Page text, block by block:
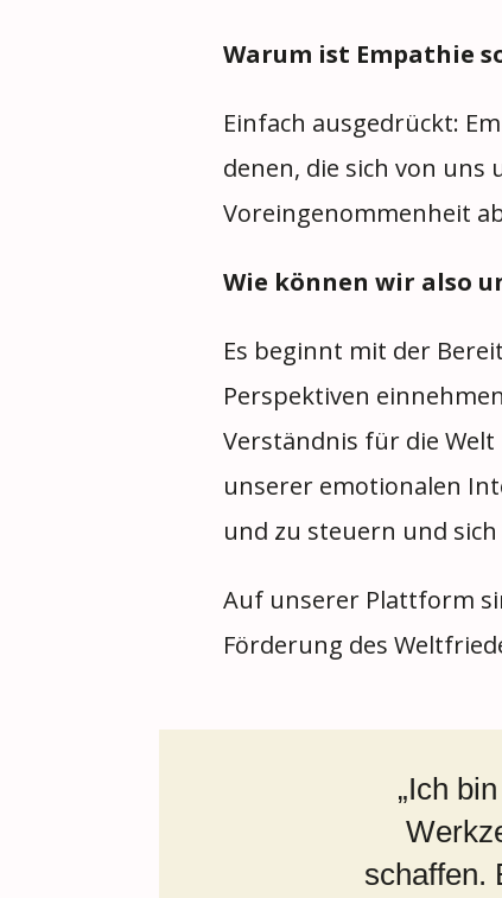
Warum ist Empathie
Einfach ausgedrückt:
denen, die sich von
Voreingenommenheit
Wie können wir also
Es beginnt mit der
Perspektiven
Verständnis für die
unserer emotionalen
und zu steuern und
Auf unserer Plattform
Förderung des
„Ich
schaffen.